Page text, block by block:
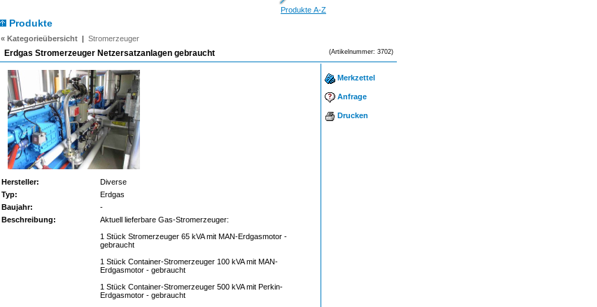
Produkte A-Z
Produkte
« Kategorieübersicht | Stromerzeuger
Erdgas Stromerzeuger Netzersatzanlagen gebraucht (Artikelnummer: 3702)
Merkzettel
Anfrage
Drucken
Hersteller:
Diverse
Typ:
Erdgas
Baujahr:
-
Beschreibung:
Aktuell lieferbare Gas-Stromerzeuger:
1 Stück Stromerzeuger 65 kVA mit MAN-Erdgasmotor -
gebraucht
1 Stück Container-Stromerzeuger 100 kVA mit MAN-
Erdgasmotor - gebraucht
1 Stück Container-Stromerzeuger 500 kVA mit Perkin-
Erdgasmotor - gebraucht